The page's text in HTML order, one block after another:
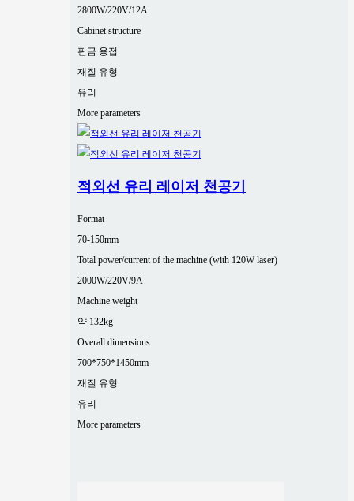
2800W/220V/12A
Cabinet structure
판금 용접
재질 유형
유리
More parameters
적외선 유리 레이저 천공기
Format
70-150mm
Total power/current of the machine (with 120W laser)
2000W/220V/9A
Machine weight
약 132kg
Overall dimensions
700*750*1450mm
재질 유형
유리
More parameters